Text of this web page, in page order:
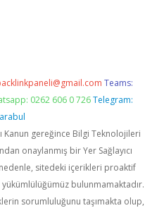
Teams:
0262 606 0 726 Telegram:
Kanun gereğince Bilgi Teknolojileri
onaylanmış bir Yer Sağlayıcı
sitedeki içerikleri proaktif
bulunmamaktadır.
sorumluluğunu taşımakta olup,